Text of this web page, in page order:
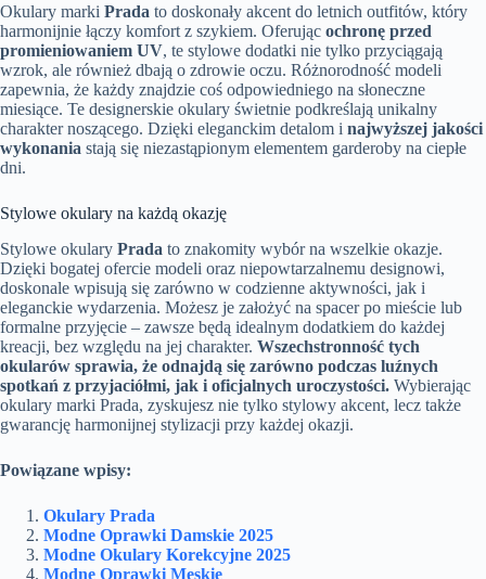
Okulary marki Prada to doskonały akcent do letnich outfitów, który
harmonijnie łączy komfort z szykiem. Oferując ochronę przed
promieniowaniem UV, te stylowe dodatki nie tylko przyciągają
wzrok, ale również dbają o zdrowie oczu. Różnorodność modeli
zapewnia, że każdy znajdzie coś odpowiedniego na słoneczne
miesiące. Te designerskie okulary świetnie podkreślają unikalny
charakter noszącego. Dzięki eleganckim detalom i najwyższej jakości
wykonania stają się niezastąpionym elementem garderoby na ciepłe
dni.
Stylowe okulary na każdą okazję
Stylowe okulary Prada to znakomity wybór na wszelkie okazje.
Dzięki bogatej ofercie modeli oraz niepowtarzalnemu designowi,
doskonale wpisują się zarówno w codzienne aktywności, jak i
eleganckie wydarzenia. Możesz je założyć na spacer po mieście lub
formalne przyjęcie – zawsze będą idealnym dodatkiem do każdej
kreacji, bez względu na jej charakter. Wszechstronność tych
okularów sprawia, że odnajdą się zarówno podczas luźnych
spotkań z przyjaciółmi, jak i oficjalnych uroczystości. Wybierając
okulary marki Prada, zyskujesz nie tylko stylowy akcent, lecz także
gwarancję harmonijnej stylizacji przy każdej okazji.
Powiązane wpisy:
Okulary Prada
Modne Oprawki Damskie 2025
Modne Okulary Korekcyjne 2025
Modne Oprawki Męskie